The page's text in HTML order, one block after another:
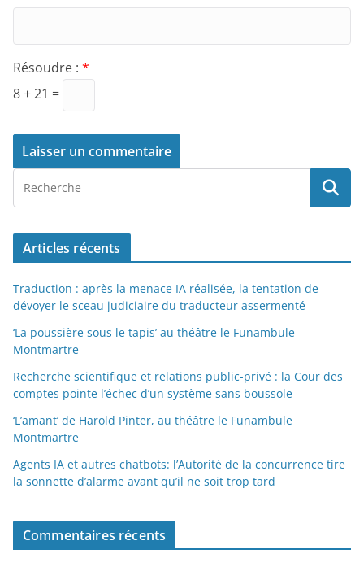
Résoudre : *
8 + 21 =
Articles récents
Traduction : après la menace IA réalisée, la tentation de
dévoyer le sceau judiciaire du traducteur assermenté
‘La poussière sous le tapis’ au théâtre le Funambule
Montmartre
Recherche scientifique et relations public-privé : la Cour des
comptes pointe l’échec d’un système sans boussole
‘L’amant’ de Harold Pinter, au théâtre le Funambule
Montmartre
Agents IA et autres chatbots: l’Autorité de la concurrence tire
la sonnette d’alarme avant qu’il ne soit trop tard
Commentaires récents